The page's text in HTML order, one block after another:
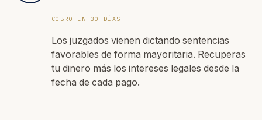
COBRO EN 30 DÍAS
Los juzgados vienen dictando sentencias
favorables de forma mayoritaria. Recuperas
tu dinero más los intereses legales desde la
fecha de cada pago.